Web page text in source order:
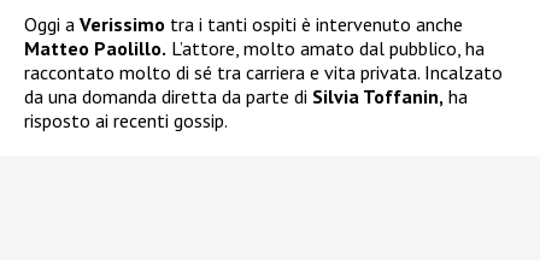
Oggi a Verissimo tra i tanti ospiti è intervenuto anche
Matteo Paolillo. L’attore, molto amato dal pubblico, ha
raccontato molto di sé tra carriera e vita privata. Incalzato
da una domanda diretta da parte di Silvia Toffanin, ha
risposto ai recenti gossip.